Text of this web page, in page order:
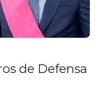
de Defensa